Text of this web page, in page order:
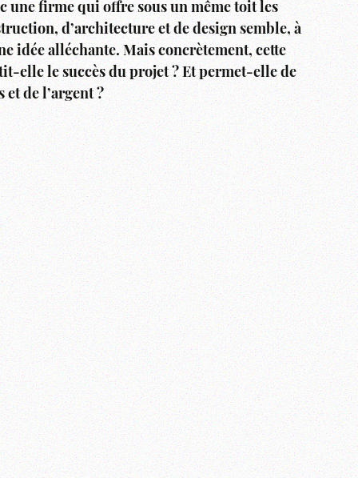
une firme qui offre sous un même toit les
d’architecture et de design semble, à
idée alléchante. Mais concrètement, cette
elle le succès du projet ? Et permet-elle de
et de l’argent ?